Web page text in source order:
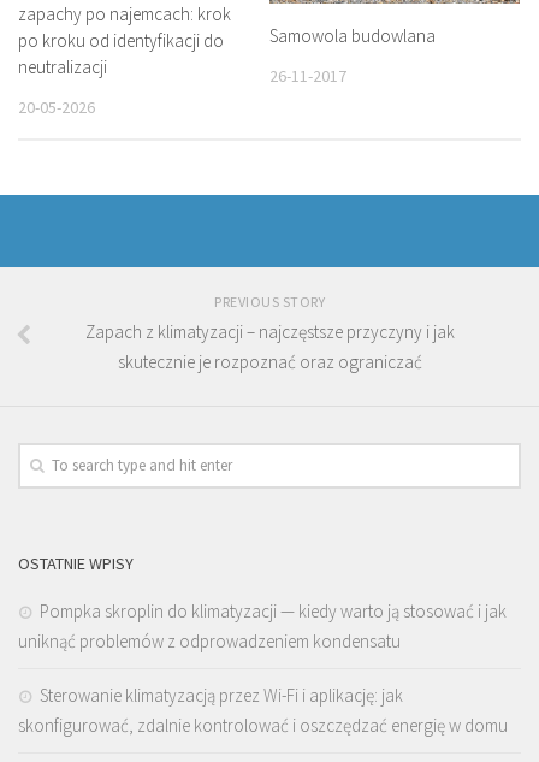
zapachy po najemcach: krok
po kroku od identyfikacji do
neutralizacji
20-05-2026
Samowola budowlana
26-11-2017
PREVIOUS STORY
Zapach z klimatyzacji – najczęstsze przyczyny i jak
skutecznie je rozpoznać oraz ograniczać
OSTATNIE WPISY
Pompka skroplin do klimatyzacji — kiedy warto ją stosować i jak
uniknąć problemów z odprowadzeniem kondensatu
Sterowanie klimatyzacją przez Wi-Fi i aplikację: jak
skonfigurować, zdalnie kontrolować i oszczędzać energię w domu